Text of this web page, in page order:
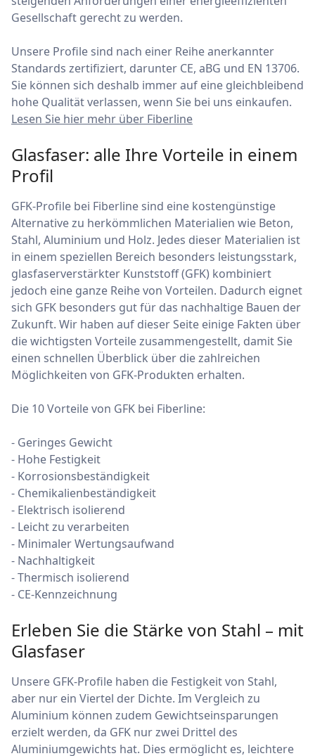
Gesellschaft gerecht zu werden.
Unsere Profile sind nach einer Reihe anerkannter
Standards zertifiziert, darunter CE, aBG und EN 13706.
Sie können sich deshalb immer auf eine gleichbleibend
hohe Qualität verlassen, wenn Sie bei uns einkaufen.
Lesen Sie hier mehr über Fiberline
Glasfaser: alle Ihre Vorteile in einem
Profil
GFK-Profile bei Fiberline sind eine kostengünstige
Alternative zu herkömmlichen Materialien wie Beton,
Stahl, Aluminium und Holz. Jedes dieser Materialien ist
in einem speziellen Bereich besonders leistungsstark,
glasfaserverstärkter Kunststoff (GFK) kombiniert
jedoch eine ganze Reihe von Vorteilen. Dadurch eignet
sich GFK besonders gut für das nachhaltige Bauen der
Zukunft. Wir haben auf dieser Seite einige Fakten über
die wichtigsten Vorteile zusammengestellt, damit Sie
einen schnellen Überblick über die zahlreichen
Möglichkeiten von GFK-Produkten erhalten.
Die 10 Vorteile von GFK bei Fiberline:
- Geringes Gewicht
- Hohe Festigkeit
- Korrosionsbeständigkeit
- Chemikalienbeständigkeit
- Elektrisch isolierend
- Leicht zu verarbeiten
- Minimaler Wertungsaufwand
- Nachhaltigkeit
- Thermisch isolierend
- CE-Kennzeichnung
Erleben Sie die Stärke von Stahl – mit
Glasfaser
Unsere GFK-Profile haben die Festigkeit von Stahl,
aber nur ein Viertel der Dichte. Im Vergleich zu
Aluminium können zudem Gewichtseinsparungen
erzielt werden, da GFK nur zwei Drittel des
Aluminiumgewichts hat. Dies ermöglicht es, leichtere